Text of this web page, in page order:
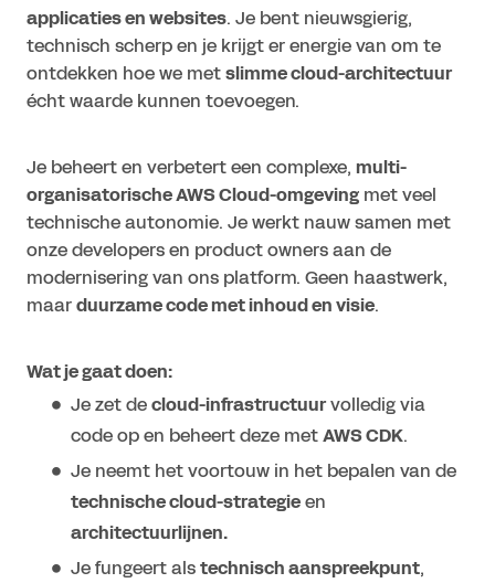
applicaties en websites. Je bent nieuwsgierig,
technisch scherp en je krijgt er energie van om te
ontdekken hoe we metslimme cloud-architectuur
écht waarde kunnen toevoegen.
Je beheert en verbetert een complexe, multi-
organisatorische AWS Cloud-omgeving met veel
technische autonomie. Je werkt nauw samen met
onze developers en product owners aan de
modernisering van ons platform. Geen haastwerk,
maarduurzame code met inhoud en visie.
Wat je gaat doen:
Je zet decloud-infrastructuurvolledig via
code op en beheert deze metAWS CDK.
Je neemt het voortouw in het bepalen van de
technische cloud-strategieen
architectuurlijnen.
Je fungeert alstechnisch aanspreekpunt,